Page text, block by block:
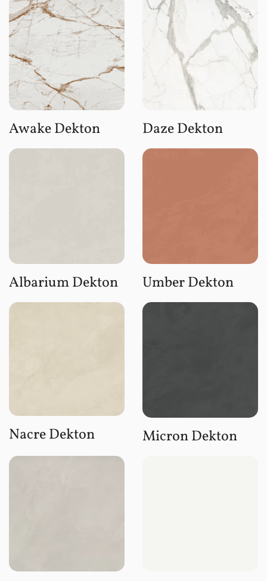
Awake Dekton Daze Dekton
Albarium Dekton Umber Dekton
Nacre Dekton Micron Dekton